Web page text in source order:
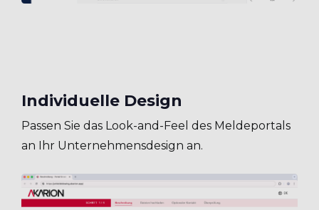
Individuelle Design
Passen Sie das Look-and-Feel des Meldeportals
an Ihr Unternehmensdesign an.